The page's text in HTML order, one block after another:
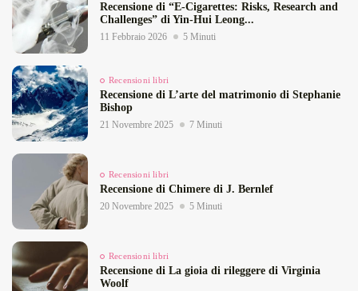
Recensione di “E‑Cigarettes: Risks, Research and
Challenges” di Yin‑Hui Leong...
11 Febbraio 2026 5 Minuti
Recensioni libri
Recensione di L’arte del matrimonio di Stephanie
Bishop
21 Novembre 2025 7 Minuti
Recensioni libri
Recensione di Chimere di J. Bernlef
20 Novembre 2025 5 Minuti
Recensioni libri
Recensione di La gioia di rileggere di Virginia
Woolf